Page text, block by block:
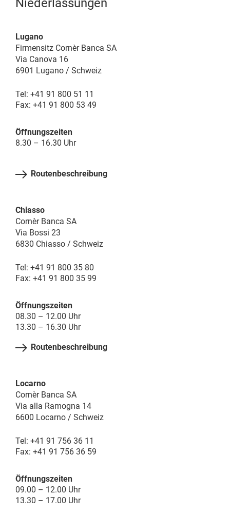
Niederlassungen
Lugano
Firmensitz Cornèr Banca SA
Via Canova 16
6901 Lugano / Schweiz
Tel: +41 91 800 51 11
Fax: +41 91 800 53 49
Öffnungszeiten
8.30 – 16.30 Uhr
Routenbeschreibung
Chiasso
Cornèr Banca SA
Via Bossi 23
6830 Chiasso / Schweiz
Tel: +41 91 800 35 80
Fax: +41 91 800 35 99
Öffnungszeiten
08.30 – 12.00 Uhr
13.30 – 16.30 Uhr
Routenbeschreibung
Locarno
Cornèr Banca SA
Via alla Ramogna 14
6600 Locarno / Schweiz
Tel: +41 91 756 36 11
Fax: +41 91 756 36 59
Öffnungszeiten
09.00 – 12.00 Uhr
13.30 – 17.00 Uhr